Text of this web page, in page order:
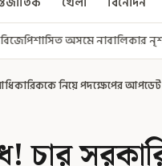
নৃশংস পরিণতি ব্রড
নিয়ে পদক্ষেপের আপডেট
চার